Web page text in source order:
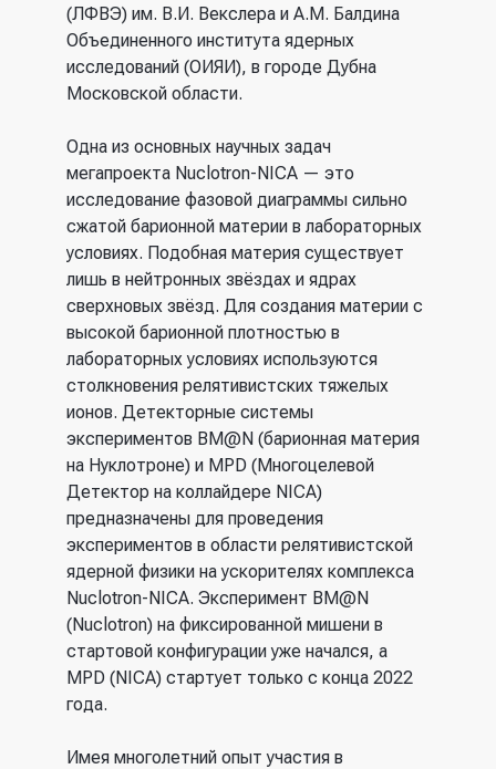
(ЛФВЭ) им. В.И. Векслера и А.М. Балдина
Объединенного института ядерных
исследований (ОИЯИ), в городе Дубна
Московской области.
Одна из основных научных задач
мегапроекта Nuclotron-NICA — это
исследование фазовой диаграммы сильно
сжатой барионной материи в лабораторных
условиях. Подобная материя существует
лишь в нейтронных звёздах и ядрах
сверхновых звёзд. Для создания материи с
высокой барионной плотностью в
лабораторных условиях используются
столкновения релятивистских тяжелых
ионов. Детекторные системы
экспериментов BM@N (барионная материя
на Нуклотроне) и MPD (Многоцелевой
Детектор на коллайдере NICA)
предназначены для проведения
экспериментов в области релятивистской
ядерной физики на ускорителях комплекса
Nuclotron-NICA. Эксперимент BM@N
(Nuclotron) на фиксированной мишени в
стартовой конфигурации уже начался, а
MPD (NICA) стартует только с конца 2022
года.
Имея многолетний опыт участия в